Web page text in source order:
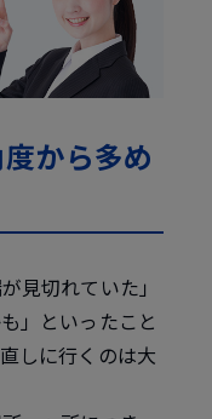
から多め
見切れていた」
」といったこと
しに行くのは大